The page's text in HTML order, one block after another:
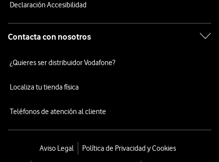
Declaración Accesibilidad
Contacta con nosotros
¿Quieres ser distribuidor Vodafone?
Localiza tu tienda física
Teléfonos de atención al cliente
Aviso Legal Política de Privacidad y Cookies